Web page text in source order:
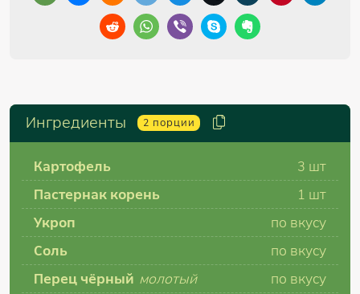
Ингредиенты 2 порции
Картофель 3 шт
Пастернак корень
1 шт
Укроп
по вкусу
Соль
по вкусу
Перец чёрный молотый
по вкусу